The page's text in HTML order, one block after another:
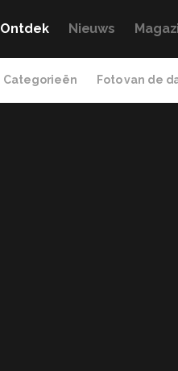
Ontdek Nieuws
Categorieën Foto van de